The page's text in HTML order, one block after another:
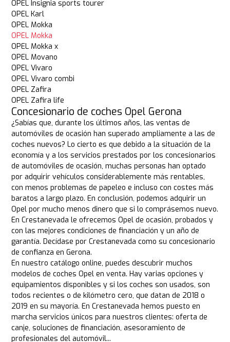
OPEL Insignia sports tourer
OPEL Karl
OPEL Mokka
OPEL Mokka
OPEL Mokka x
OPEL Movano
OPEL Vivaro
OPEL Vivaro combi
OPEL Zafira
OPEL Zafira life
Concesionario de coches Opel Gerona
¿Sabías que, durante los últimos años, las ventas de
automóviles de ocasión han superado ampliamente a las de
coches nuevos? Lo cierto es que debido a la situación de la
economía y a los servicios prestados por los concesionarios
de automóviles de ocasión, muchas personas han optado
por adquirir vehículos considerablemente más rentables,
con menos problemas de papeleo e incluso con costes más
baratos a largo plazo. En conclusión, podemos adquirir un
Opel por mucho menos dinero que si lo comprásemos nuevo.
En Crestanevada le ofrecemos Opel de ocasión, probados y
con las mejores condiciones de financiación y un año de
garantía. Decídase por Crestanevada como su concesionario
de confianza en Gerona.
En nuestro catálogo online, puedes descubrir muchos
modelos de coches Opel en venta. Hay varias opciones y
equipamientos disponibles y si los coches son usados, son
todos recientes o de kilómetro cero, que datan de 2018 o
2019 en su mayoría. En Crestanevada hemos puesto en
marcha servicios únicos para nuestros clientes: oferta de
canje, soluciones de financiación, asesoramiento de
profesionales del automóvil...